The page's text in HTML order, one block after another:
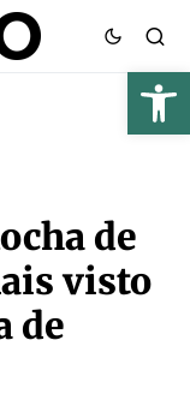
de
visto
de